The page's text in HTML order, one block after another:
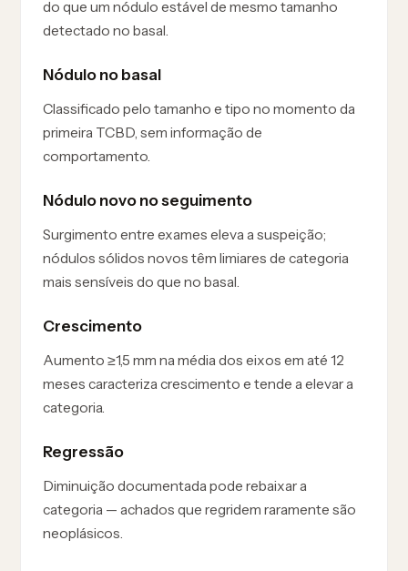
do que um nódulo estável de mesmo tamanho
detectado no basal.
Nódulo no basal
Classificado pelo tamanho e tipo no momento da
primeira TCBD, sem informação de
comportamento.
Nódulo novo no seguimento
Surgimento entre exames eleva a suspeição;
nódulos sólidos novos têm limiares de categoria
mais sensíveis do que no basal.
Crescimento
Aumento ≥1,5 mm na média dos eixos em até 12
meses caracteriza crescimento e tende a elevar a
categoria.
Regressão
Diminuição documentada pode rebaixar a
categoria — achados que regridem raramente são
neoplásicos.